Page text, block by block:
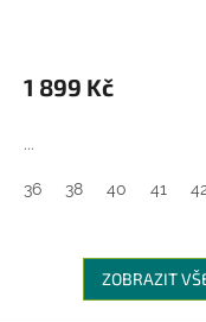
1 899 Kč
...
36 38 40 41
ZOBRAZIT